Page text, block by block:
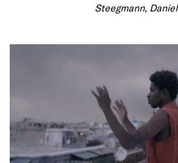
Steegmann, Daniel